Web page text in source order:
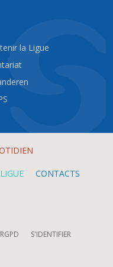
la Ligue
CONTACTS
S'IDENTIFIER